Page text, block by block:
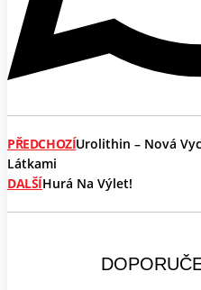
PŘEDCHOZÍUrolithin – Nová
Látkami
DALŠÍHurá Na Výlet!